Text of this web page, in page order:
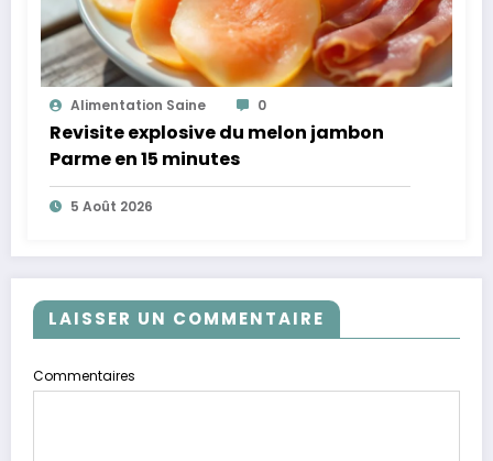
Alimentation Saine 0
Revisite explosive du melon jambon
Parme en 15 minutes
5 Août 2026
LAISSER UN COMMENTAIRE
Commentaires